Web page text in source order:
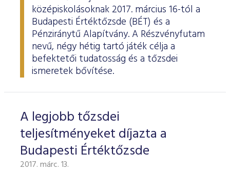
középiskolásoknak 2017. március 16-tól a
Budapesti Értéktőzsde (BÉT) és a
Pénziránytű Alapítvány. A Részvényfutam
nevű, négy hétig tartó játék célja a
befektetői tudatosság és a tőzsdei
ismeretek bővítése.
A legjobb tőzsdei
teljesítményeket díjazta a
Budapesti Értéktőzsde
2017. márc. 13.